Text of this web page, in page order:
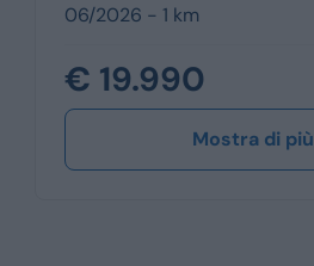
06/2026 - 1 km
€ 19.990
Mostra di più